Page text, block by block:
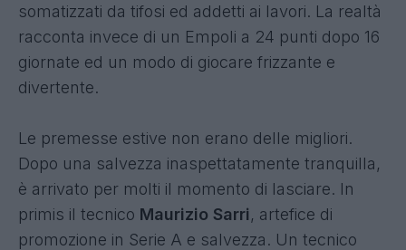
somatizzati da tifosi ed addetti ai lavori. La realtà
racconta invece di un Empoli a 24 punti dopo 16
giornate ed un modo di giocare frizzante e
divertente.
Le premesse estive non erano delle migliori.
Dopo una salvezza inaspettatamente tranquilla,
è arrivato per molti il momento di lasciare. In
primis il tecnico Maurizio Sarri, artefice di
promozione in Serie A e salvezza. Un tecnico